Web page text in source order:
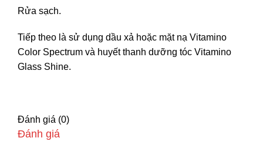
Rửa sạch.
Tiếp theo là sử dụng dầu xả hoặc mặt nạ Vitamino
Color Spectrum và huyết thanh dưỡng tóc Vitamino
Glass Shine.
Đánh giá (0)
Đánh giá